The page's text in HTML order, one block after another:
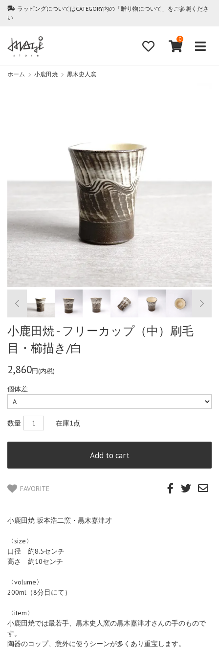
ラッピングについてはCATEGORY内の「贈り物について」をご参照くださ
い
0
ホーム 小鹿田焼 黒木史人窯
小鹿田焼 - フリーカップ（中）刷毛
目・櫛描き/白
2,860円(内税)
個体差
数量 在庫1点
FAVORITE
小鹿田焼 坂本浩二窯・黒木嘉津才
〈size〉
口径 約8.5センチ
高さ 約10センチ
〈volume〉
200ml（8分目にて）
〈item〉
小鹿田焼では最若手、黒木史人窯の黒木嘉津才さんの手のもので
す。
陶器のコップ、意外に使うシーンが多くあり重宝します。